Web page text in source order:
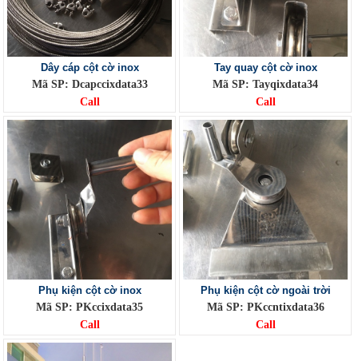
Dây cáp cột cờ inox
Mã SP: Dcapccixdata33
Call
Tay quay cột cờ inox
Mã SP: Tayqixdata34
Call
Phụ kiện cột cờ inox
Mã SP: PKccixdata35
Call
Phụ kiện cột cờ ngoài trời
Mã SP: PKccntixdata36
Call